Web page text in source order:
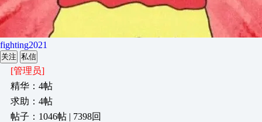
fighting2021
关注 私信
[管理员]
精华：4帖
求助：4帖
帖子：1046帖 | 7398回